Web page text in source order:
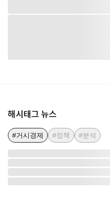
해시태그 뉴스
#거시경제 #정책 #분석